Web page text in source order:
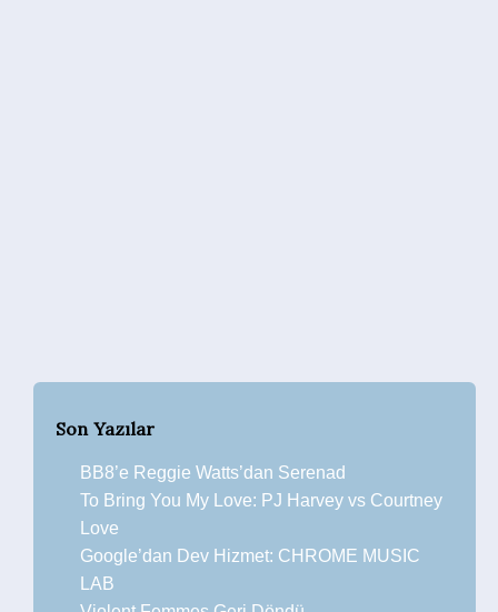
Son Yazılar
BB8’e Reggie Watts’dan Serenad
To Bring You My Love: PJ Harvey vs Courtney
Love
Google’dan Dev Hizmet: CHROME MUSIC
LAB